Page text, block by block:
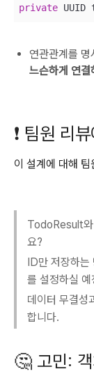
private UUID
연관관계를 명
느슨하게 연결
❗ 팀원 리
이 설계에 대해
TodoResult와
요?
ID만 저장하는
를 설정하실
데이터 무결성
합니다.
🤔 고민: